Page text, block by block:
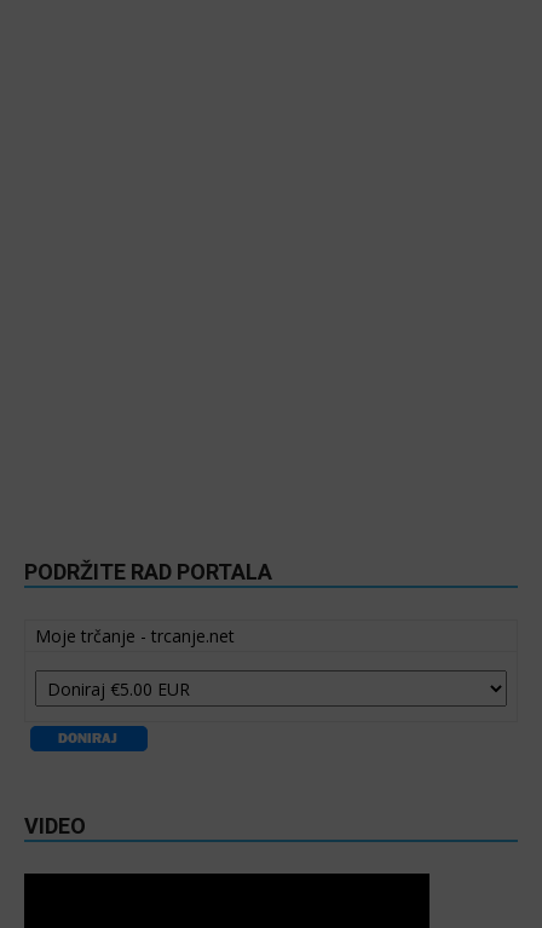
PODRŽITE RAD PORTALA
Moje trčanje - trcanje.net
VIDEO